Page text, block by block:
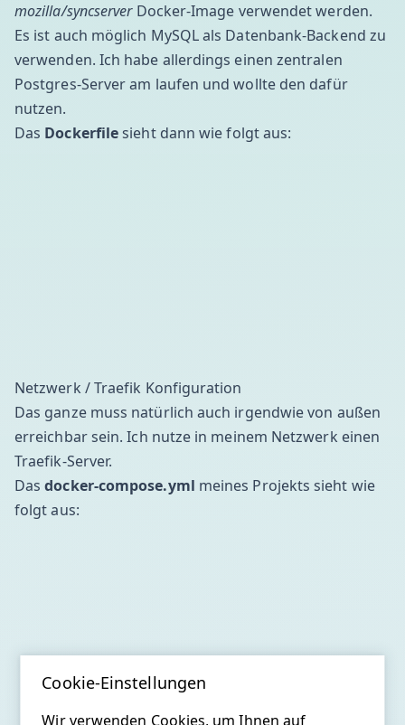
mozilla/syncserverDocker-Image verwendet werden.
Es ist auch möglich MySQL als Datenbank-Backend zu
verwenden. Ich habe allerdings einen zentralen
Postgres-Server am laufen und wollte den dafür
nutzen.
Das Dockerfilesieht dann wie folgt aus:
Netzwerk / Traefik Konfiguration
Das ganze muss natürlich auch irgendwie von außen
erreichbar sein. Ich nutze in meinem Netzwerk einen
Traefik-Server.
Dasdocker-compose.yml meines Projekts sieht wie
folgt aus:
Cookie-Einstellungen
Wir verwenden Cookies, um Ihnen auf